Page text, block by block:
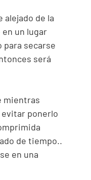
alejado de la
un lugar
secarse
será
mientras
evitar ponerlo
de tiempo..
en una